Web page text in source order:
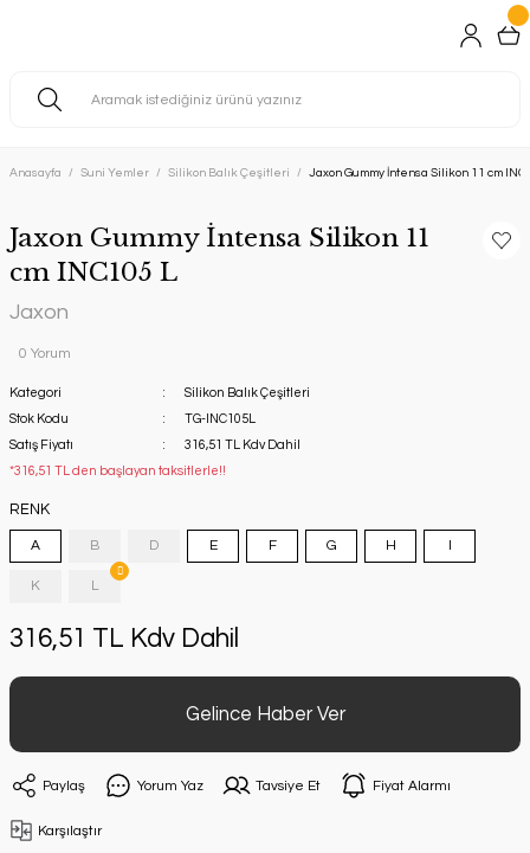
Anasayfa Suni Yemler Silikon Balık Çeşitleri Jaxon Gummy İntensa Silikon 11 cm
Jaxon Gummy İntensa Silikon 11
cm INC105 L
Jaxon
0 Yorum
Kategori
Silikon Balık Çeşitleri
Stok Kodu
TG-INC105L
Satış Fiyatı
316,51 TL Kdv Dahil
*316,51 TL den başlayan taksitlerle!!
RENK
A B D E F G H I
K L
316,51 TL Kdv Dahil
Gelince Haber Ver
Paylaş Yorum Yaz Tavsiye Et Fiyat Alarmı
Karşılaştır